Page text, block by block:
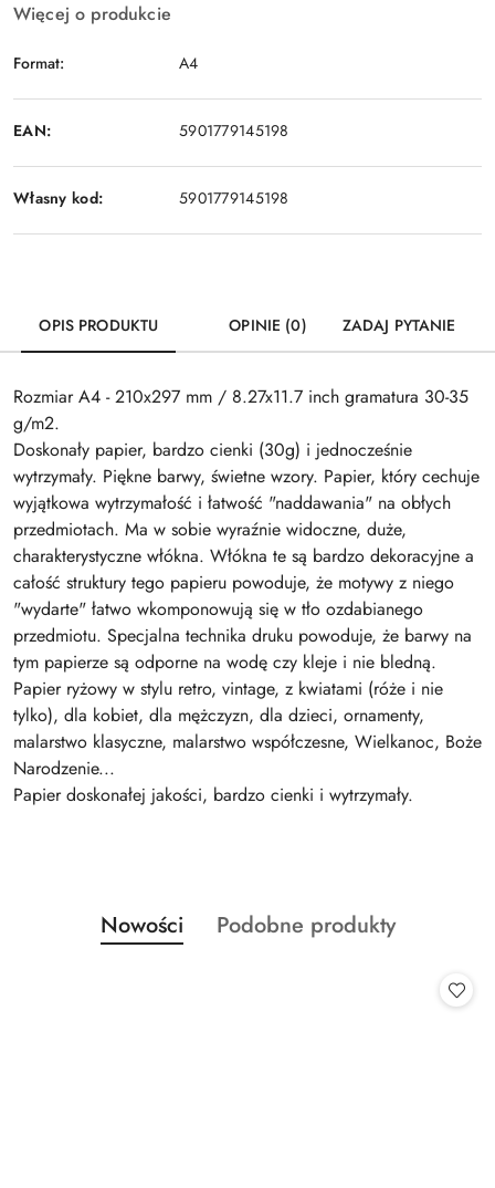
Więcej o produkcie
Format: A4
EAN: 5901779145198
Własny kod: 5901779145198
OPIS PRODUKTU OPINIE (0) ZADAJ PYTANIE
Rozmiar A4 - 210x297 mm / 8.27x11.7 inch gramatura 30-35
g/m2.
Doskonały papier, bardzo cienki (30g) i jednocześnie
wytrzymały. Piękne barwy, świetne wzory. Papier, który cechuje
wyjątkowa wytrzymałość i łatwość "naddawania" na obłych
przedmiotach. Ma w sobie wyraźnie widoczne, duże,
charakterystyczne włókna. Włókna te są bardzo dekoracyjne a
całość struktury tego papieru powoduje, że motywy z niego
"wydarte" łatwo wkomponowują się w tło ozdabianego
przedmiotu. Specjalna technika druku powoduje, że barwy na
tym papierze są odporne na wodę czy kleje i nie bledną.
Papier ryżowy w stylu retro, vintage, z kwiatami (róże i nie
tylko), dla kobiet, dla mężczyzn, dla dzieci, ornamenty,
malarstwo klasyczne, malarstwo współczesne, Wielkanoc, Boże
Narodzenie...
Papier doskonałej jakości, bardzo cienki i wytrzymały.
Pomiń karuzelę produktów
Produkty
o
Nowości
Produkty
Podobne produkty